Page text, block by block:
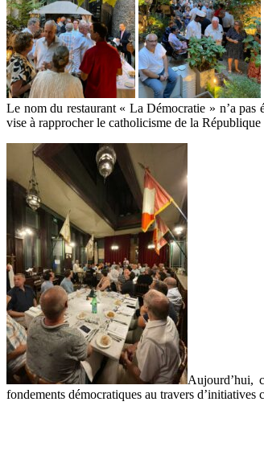
Le nom du restaurant « La Démocratie » n’a
vise à rapprocher le catholicisme de la
Aujourd’hui,
fondements démocratiques au travers d’initiatives